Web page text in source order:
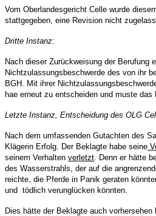
Vom Oberlandesgericht Celle wurde
stattgegeben, eine Revision nicht
Dritte Instanz:
Nach dieser Zurückweisung der Berufung
Nichtzulassungsbeschwerde des von ihr
BGH. Mit ihrer
hae erneut zu entscheiden und muste
Letzte Instanz, Entscheidung des OLG
Nach dem umfassenden Gutachten des
Klägerin Erfolg. Der Beklagte habe seine
seinem Verhalten verletzt . Denn er hätte
des Wasserstrahls, der auf die
reichte, die Pferde in Panik geraten
und tödlich verunglücken könnten.
Dies hätte der Beklagte auch vorhersehen